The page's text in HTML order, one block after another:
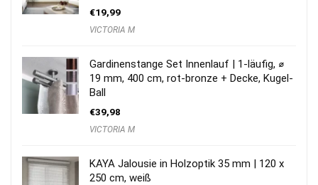
€19,99
VICTORIA M
Gardinenstange Set Innenlauf | 1-läufig, ⌀
19 mm, 400 cm, rot-bronze + Decke, Kugel-
Ball
€39,98
VICTORIA M
KAYA Jalousie in Holzoptik 35 mm | 120 x
250 cm, weiß